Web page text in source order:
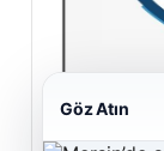
Cengiz
Göz Atın